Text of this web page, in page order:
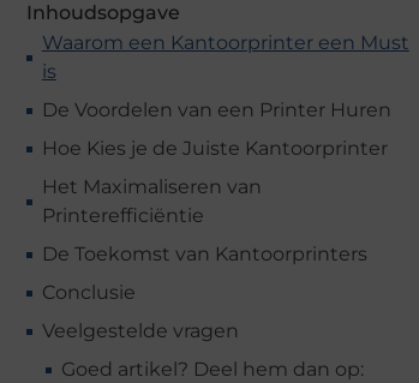
Inhoudsopgave
Waarom een Kantoorprinter een Must
is
De Voordelen van een Printer Huren
Hoe Kies je de Juiste Kantoorprinter
Het Maximaliseren van
Printerefficiëntie
De Toekomst van Kantoorprinters
Conclusie
Veelgestelde vragen
Goed artikel? Deel hem dan op: